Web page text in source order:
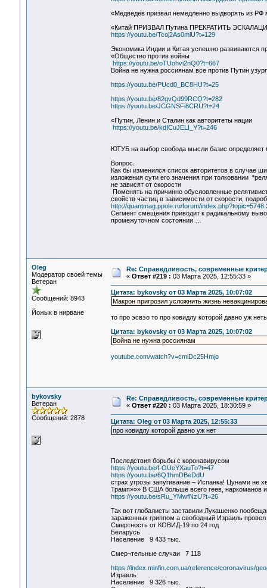
«Медведев призвал немедленно выдворять из РФ
«Китай ПРИЗВАЛ Путина ПРЕКРАТИТЬ
https://youtu.be/Tcoj2As0mlU?t=129
Экономика Индии и Китая успешно развиваются
«Общество против войны
https://youtu.be/oTUohvi2nQ0?t=667
Война не нужна россиянам все против Путин
https://youtu.be/PUcd0_BC8HU?t=25
https://youtu.be/82gvQd99RCQ?t=282
https://youtu.be/JCGNSFi8CRU?t=24
«Путин, Ленин и Сталин как авторитеты нации
https://youtu.be/kdICuJELI_Y?t=246
ЮТУБ на выбор свобода мысли базис определяет
Вопрос.
Как бы изменился список авторитетов в случае
изложения сути его значения при толковании
не зависят от скорости
Поменять на причинно обусловленные
свойств частиц в зависимости от скорости,
http://quantmag.ppole.ru/forum/
Сегмент смещения приводит к радикальному
промежуточном состоянии …
Oleg
Модератор своей темы
Ветеран
Сообщений: 8943
Йожык в нирване
Re: Справедливость, современные
« Ответ #219 : 03 Марта 2025, 12:55:33 »
Цитата: bykovsky от 03 Марта 2025, 10:07:02
Макрон пригрозил усложнить жизнь
то про эсвэо то про ковидлу которой давно уж
Цитата: bykovsky от 03 Марта 2025, 10:07:02
Война не нужна россиянам
youtube.com/watch?v=cmiDc25Hmjo
bykovsky
Ветеран
Сообщений: 2878
Re: Справедливость, современные
« Ответ #220 : 03 Марта 2025, 18:30:59 »
Цитата: Oleg от 03 Марта 2025, 12:55:33
про ковидлу которой давно уж нет
Последствия борьбы с коронавирусом
https://youtu.be/f-OUeYXauTo?t=47
https://youtu.be/6Q1hmDBeDdU
страх угрозы запугивание – Испанка! Цунами не
Трамп»»» В США больше всего геев, наркоманов
https://youtu.be/sRu_YMwfNzU?t=26
Так вот глобалисты заставили Лукашенко
зараженных гриппом а свободный Израиль
Смертность от КОВИД-19 по 24 год
Беларусь
Население 9 433 тыс.
Смер¬тельные случаи 7 118
https://index.minfin.com.ua/reference/coronavirus/
Израиль
Население 9 326 тыс.